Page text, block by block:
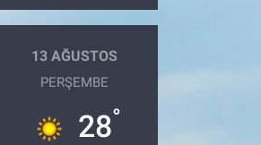
13 AĞUSTOS
PERŞEMBE
28°